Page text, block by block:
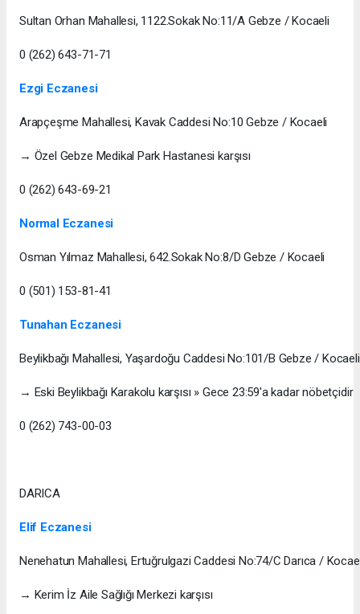
Sultan Orhan Mahallesi, 1122.Sokak No:11/A Gebze / Kocaeli
0 (262) 643-71-71
Ezgi Eczanesi
Arapçeşme Mahallesi, Kavak Caddesi No:10 Gebze / Kocaeli
→ Özel Gebze Medikal Park Hastanesi karşısı
0 (262) 643-69-21
Normal Eczanesi
Osman Yılmaz Mahallesi, 642.Sokak No:8/D Gebze / Kocaeli
0 (501) 153-81-41
Tunahan Eczanesi
Beylikbağı Mahallesi, Yaşardoğu Caddesi No:101/B Gebze / Kocaeli
→ Eski Beylikbağı Karakolu karşısı » Gece 23:59'a kadar nöbetçidir
0 (262) 743-00-03
DARICA
Elif Eczanesi
Nenehatun Mahallesi, Ertuğrulgazi Caddesi No:74/C Darıca /
→ Kerim İz Aile Sağlığı Merkezi karşısı